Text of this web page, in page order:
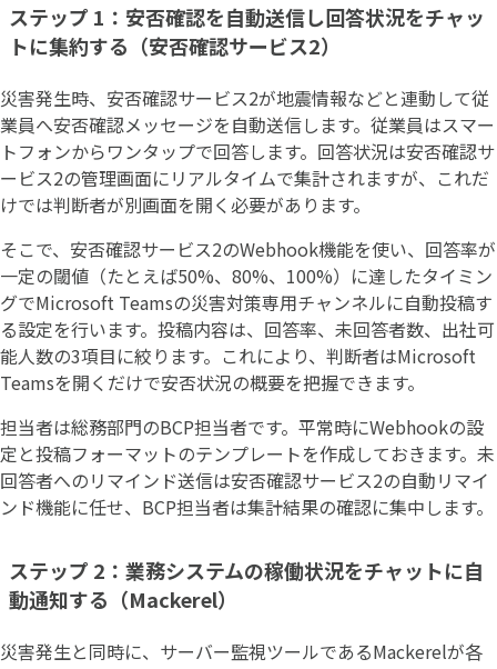
ステップ 1：安否確認を自動送信し回答状況をチャッ
トに集約する（安否確認サービス2）
災害発生時、安否確認サービス2が地震情報などと連動して従
業員へ安否確認メッセージを自動送信します。従業員はスマー
トフォンからワンタップで回答します。回答状況は安否確認サ
ービス2の管理画面にリアルタイムで集計されますが、これだ
けでは判断者が別画面を開く必要があります。
そこで、安否確認サービス2のWebhook機能を使い、回答率が
一定の閾値（たとえば50%、80%、100%）に達したタイミン
グでMicrosoft Teamsの災害対策専用チャンネルに自動投稿す
る設定を行います。投稿内容は、回答率、未回答者数、出社可
能人数の3項目に絞ります。これにより、判断者はMicrosoft
Teamsを開くだけで安否状況の概要を把握できます。
担当者は総務部門のBCP担当者です。平常時にWebhookの設
定と投稿フォーマットのテンプレートを作成しておきます。未
回答者へのリマインド送信は安否確認サービス2の自動リマイ
ンド機能に任せ、BCP担当者は集計結果の確認に集中します。
ステップ 2：業務システムの稼働状況をチャットに自
動通知する（Mackerel）
災害発生と同時に、サーバー監視ツールであるMackerelが各